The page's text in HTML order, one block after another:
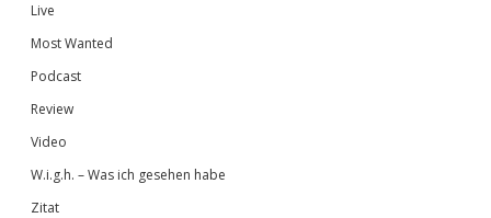
Live
Most Wanted
Podcast
Review
Video
W.i.g.h. – Was ich gesehen habe
Zitat